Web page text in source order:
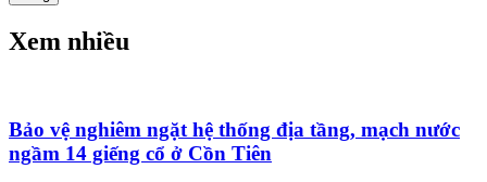
Xem nhiều
Bảo vệ nghiêm ngặt hệ thống địa tầng, mạch nước
ngầm 14 giếng cổ ở Cồn Tiên